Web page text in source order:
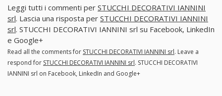
Leggi tutti i commenti per STUCCHI DECORATIVI IANNINI
srl. Lascia una risposta per STUCCHI DECORATIVI IANNINI
srl. STUCCHI DECORATIVI IANNINI srl su Facebook, LinkedIn
e Google+
Read all the comments for STUCCHI DECORATIVI IANNINI srl. Leave a
respond for STUCCHI DECORATIVI IANNINI srl. STUCCHI DECORATIVI
IANNINI srl on Facebook, LinkedIn and Google+